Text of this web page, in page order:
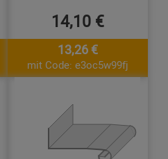
14,10 €
13,26 €
mit Code: e3oc5w99fj